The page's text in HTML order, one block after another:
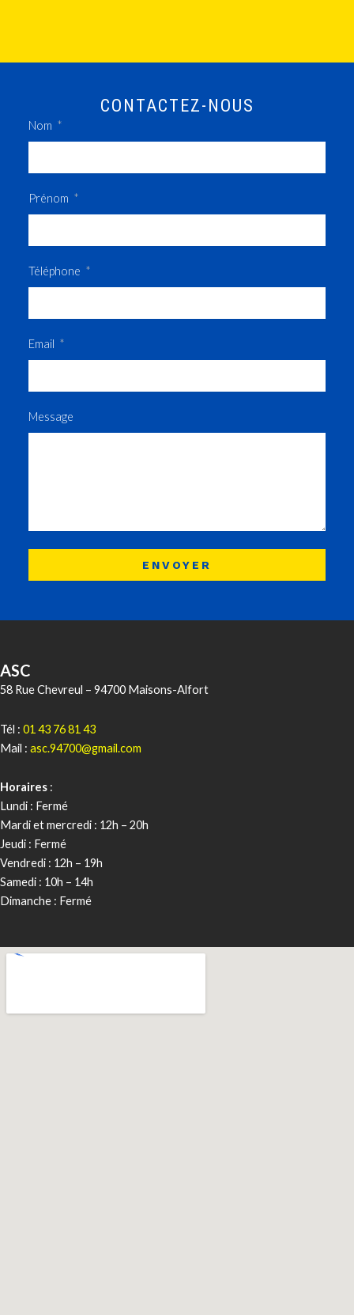
CONTACTEZ-NOUS
Nom
Prénom
Téléphone
Email
Message
ENVOYER
ASC
58 Rue Chevreul – 94700 Maisons-Alfort
Tél : 01 43 76 81 43
Mail : asc.94700@gmail.com
Horaires :
Lundi : Fermé
Mardi et mercredi : 12h – 20h
Jeudi : Fermé
Vendredi : 12h – 19h
Samedi : 10h – 14h
Dimanche : Fermé